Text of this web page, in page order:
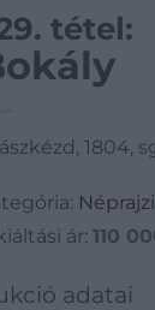
tétel:
1804,
ár: 110
adatai